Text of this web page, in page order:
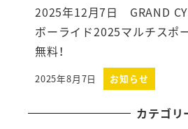
2025年12月7日 GRAND
ボーライド2025マルチス
無料！
投稿日
2025年8月7日 お知らせ
カテゴリ